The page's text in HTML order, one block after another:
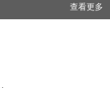
查看更多